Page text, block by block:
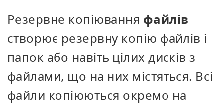
Резервне копіювання файлів
створює резервну копію файлів і
папок або навіть цілих дисків з
файлами, що на них містяться. Всі
файли копіюються окремо на